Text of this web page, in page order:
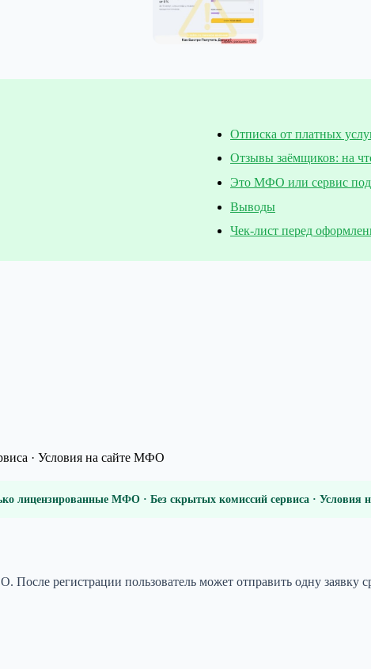
Отписка от платных
Отзывы заёмщиков: на
Это МФО или сервис
Выводы
Чек-лист перед
· Условия на сайте МФО
лицензированные МФО · Без скрытых комиссий сервиса · Условия
регистрации пользователь может отправить одну заявку